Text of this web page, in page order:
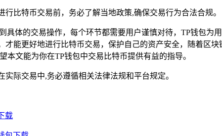
比特币交易前，务必了解当地政策,确保交易行为合法合规。
具体的交易操作，每个环节都需要用户谨慎对待，TP钱包为
能更好地进行比特币交易，保护自己的资产安全，随着区
文能为你在TP钱包中交易比特币提供有益的指导。
际交易中,务必遵循相关法律法规和平台规定。
载